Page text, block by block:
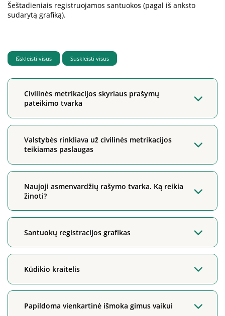
Šeštadieniais registruojamos santuokos (pagal iš anksto
sudarytą grafiką).
Išskleisti visus Suskleisti visus
Civilinės metrikacijos skyriaus prašymų
pateikimo tvarka
Valstybės rinkliava už civilinės metrikacijos
teikiamas paslaugas
Naujoji asmenvardžių rašymo tvarka. Ką reikia
žinoti?
Santuokų registracijos grafikas
Kūdikio kraitelis
Papildoma vienkartinė išmoka gimus vaikui